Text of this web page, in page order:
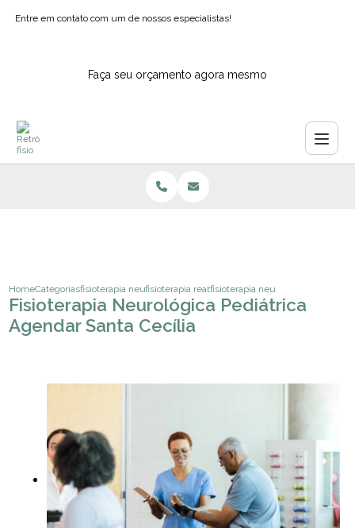
Entre em contato com um de nossos especialistas!
Faça seu orçamento agora mesmo
HomeCategoriasfisioterapia neurologicafisioterapia reabilitacao neurologica
fisioterapia neurologica
Fisioterapia Neurológica Pediátrica
Agendar Santa Cecília